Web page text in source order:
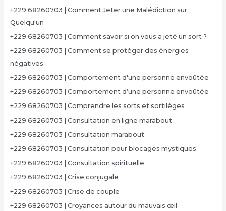
+229 68260703 | Comment Jeter une Malédiction sur
Quelqu'un
+229 68260703 | Comment savoir si on vous a jeté un sort ?
+229 68260703 | Comment se protéger des énergies
négatives
+229 68260703 | Comportement d'une personne envoûtée
+229 68260703 | Comportement d’une personne envoûtée
+229 68260703 | Comprendre les sorts et sortilèges
+229 68260703 | Consultation en ligne marabout
+229 68260703 | Consultation marabout
+229 68260703 | Consultation pour blocages mystiques
+229 68260703 | Consultation spirituelle
+229 68260703 | Crise conjugale
+229 68260703 | Crise de couple
+229 68260703 | Croyances autour du mauvais œil